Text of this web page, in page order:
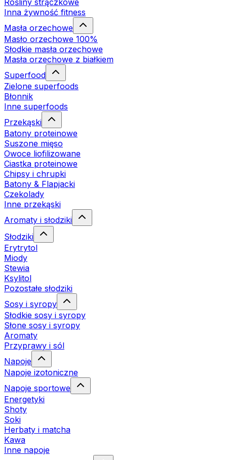
Rośliny strączkowe
Inna żywność fitness
Masła orzechowe
Masło orzechowe 100%
Słodkie masła orzechowe
Masła orzechowe z białkiem
Superfood
Zielone superfoods
Błonnik
Inne superfoods
Przekąski
Batony proteinowe
Suszone mięso
Owoce liofilizowane
Ciastka proteinowe
Chipsy i chrupki
Batony & Flapjacki
Czekolady
Inne przekąski
Aromaty i słodziki
Słodziki
Erytrytol
Miody
Stewia
Ksylitol
Pozostałe słodziki
Sosy i syropy
Słodkie sosy i syropy
Słone sosy i syropy
Aromaty
Przyprawy i sól
Napoje
Napoje izotoniczne
Napoje sportowe
Energetyki
Shoty
Soki
Herbaty i matcha
Kawa
Inne napoje